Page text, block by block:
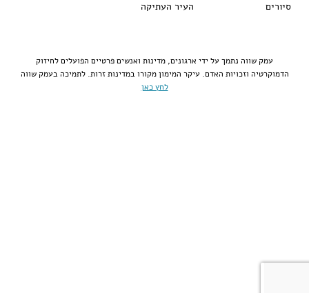
סיורים
העיר העתיקה
עמק שווה נתמך על ידי ארגונים, מדינות ואנשים פרטיים הפועלים לחיזוק
הדמוקרטיה וזכויות האדם. עיקר המימון מקורו במדינות זרות. לתמיכה בעמק שווה
לחץ כאן